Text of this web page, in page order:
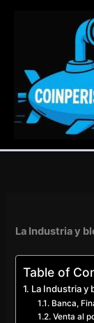
La Industria y
Table of
La Industria y
Banca,
Venta al